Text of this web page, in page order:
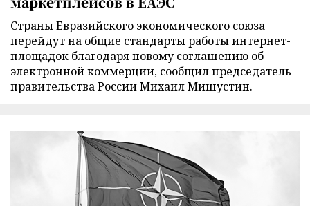
Страны Евразийского экономического союза
перейдут на общие стандарты работы интернет-
площадок благодаря новому соглашению об
электронной коммерции, сообщил председатель
правительства России Михаил Мишустин.